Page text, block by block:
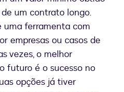
um contrato longo.
uma ferramenta com
empresas ou casos de
vezes, o melhor
futuro é o sucesso no
opções já tiver